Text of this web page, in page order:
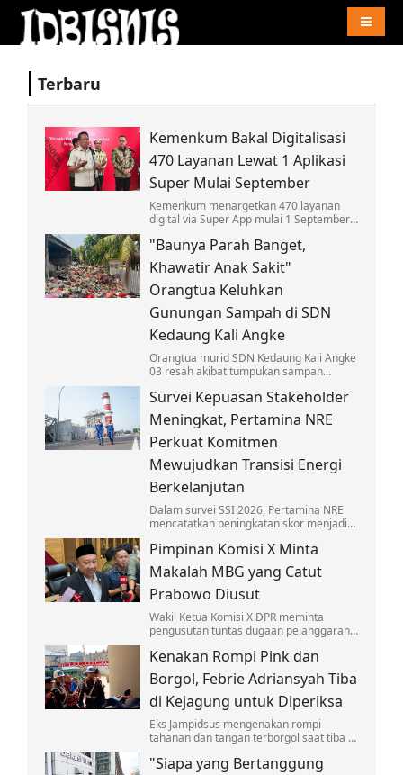
Terbaru
Kemenkum Bakal Digitalisasi
470 Layanan Lewat 1 Aplikasi
Super Mulai September
Kemenkum menargetkan 470 layanan
digital via Super App mulai 1 September,
Prabowo dan mudahkan akses
masyarakat.
"Baunya Parah Banget,
Khawatir Anak Sakit"
Orangtua Keluhkan
Gunungan Sampah di SDN
Kedaung Kali Angke
Orangtua murid SDN Kedaung Kali Angke
03 resah akibat tumpukan sampah
menyengat dan ancaman penyakit hantui
anak-anak.
Survei Kepuasan Stakeholder
Meningkat, Pertamina NRE
Perkuat Komitmen
Mewujudkan Transisi Energi
Berkelanjutan
Dalam survei SSI 2026, Pertamina NRE
mencatatkan peningkatan skor menjadi
kategori Baik.
Pimpinan Komisi X Minta
Makalah MBG yang Catut
Prabowo Diusut
Wakil Ketua Komisi X DPR meminta
pengusutan tuntas dugaan pelanggaran
Gratis' untuk Nobel yang catut nama
Prabowo.
Kenakan Rompi Pink dan
Borgol, Febrie Adriansyah Tiba
di Kejagung untuk Diperiksa
Eks Jampidsus mengenakan rompi
tahanan dan tangan terborgol saat tiba di
tersangka kasus TPPU.
"Siapa yang Bertanggung